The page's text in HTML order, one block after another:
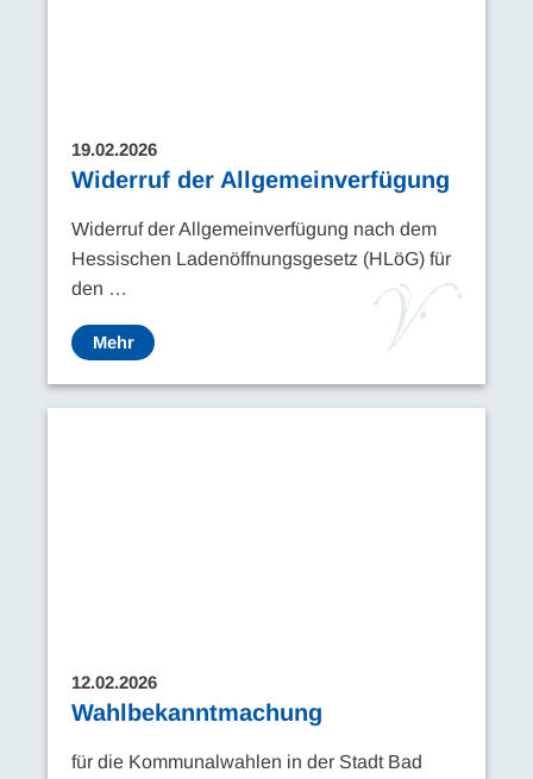
19.02.2026
Widerruf der Allgemeinverfügung
Widerruf der Allgemeinverfügung nach dem
Hessischen Ladenöffnungsgesetz (HLöG) für
den …
Mehr
12.02.2026
Wahlbekanntmachung
für die Kommunalwahlen in der Stadt Bad